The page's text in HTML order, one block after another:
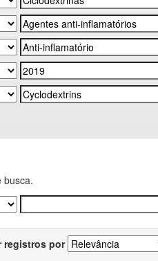
busca.
registros por